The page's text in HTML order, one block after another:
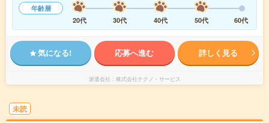
年齢層
20代
30代 40代 50代 60代
気になる! 応募へ進む 詳しく見る
派遣会社 株式会社テクノ・サービス
未読